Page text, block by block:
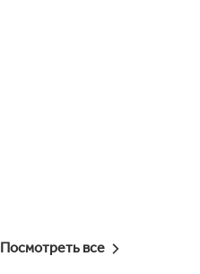
Посмотреть все